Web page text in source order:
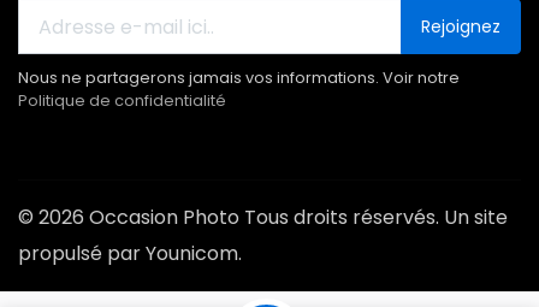
Rejoignez
Nous ne partagerons jamais vos informations. Voir notre
Politique de confidentialité
© 2026 Occasion Photo Tous droits réservés. Un site
propulsé par Younicom.